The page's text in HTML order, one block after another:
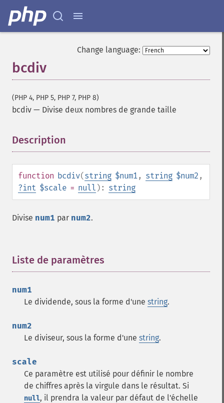
Change language:
bcdiv
(PHP 4, PHP 5, PHP 7, PHP 8)
bcdiv — Divise deux nombres de grande taille
Description
function bcdiv(string $num1, string $num2 ,
?int $scale = null ): string
Divise num1 par num2.
Liste de paramètres
num1
Le dividende, sous la forme d'une string.
num2
Le diviseur, sous la forme d'une string.
scale
Ce paramètre est utilisé pour définir le nombre
de chiffres après la virgule dans le résultat. Si
null, il prendra la valeur par défaut de l'échelle